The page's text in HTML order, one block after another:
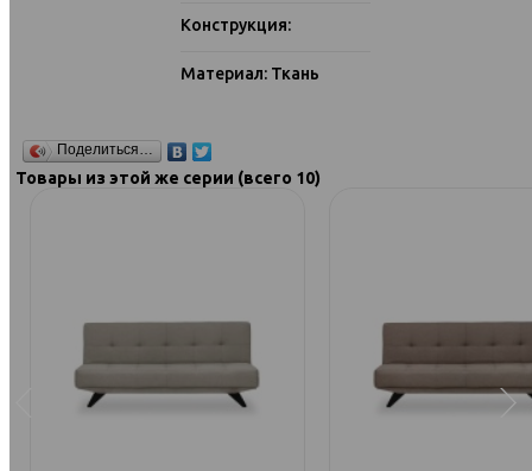
Конструкция:
Материал: Ткань
Поделиться…
Товары из этой же серии (всего 10)